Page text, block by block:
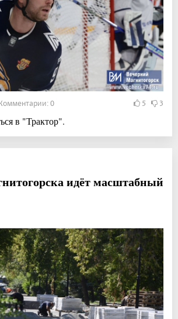
0 5 3
в "Трактор".
идёт масштабный